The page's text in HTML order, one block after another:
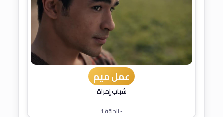
عمل ميم
شباب إمراة
- الحلقة 1